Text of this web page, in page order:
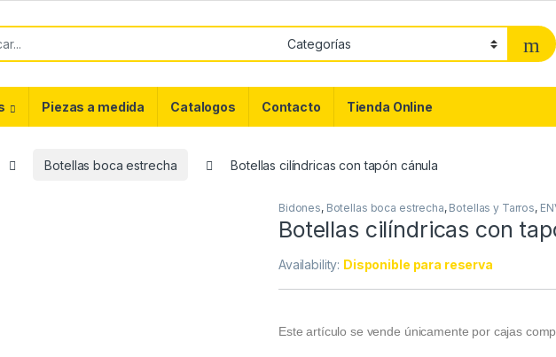
Piezas a medida Catalogos Contacto Tienda Online
Botellas boca estrecha Botellas cilíndricas con tapón cánula
Bidones, Botellas boca estrecha, Botellas y Tarros,
Botellas cilíndricas con
Availability: Disponible para reserva
Este artículo se vende únicamente por cajas